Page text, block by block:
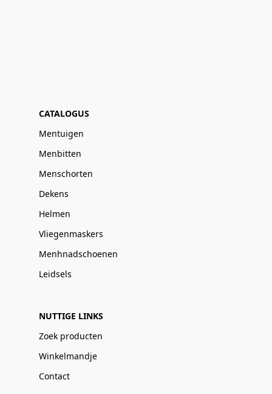
CATALOGUS
Mentuigen
Menbitten
Menschorten
Dekens
Helmen
Vliegenmaskers
Menhnadschoenen
Leidsels
NUTTIGE LINKS
Zoek producten
Winkelmandje
Contact